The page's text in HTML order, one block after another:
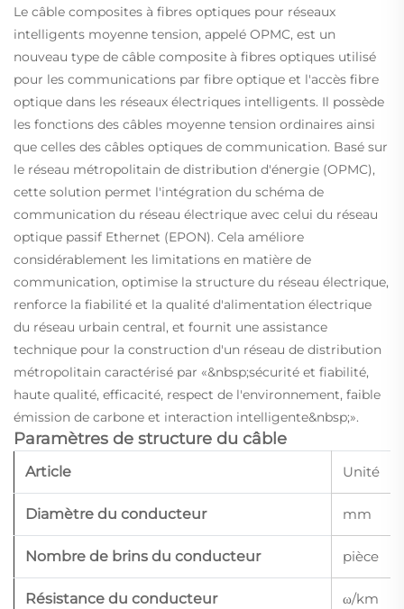
Le câble composites à fibres optiques pour réseaux
intelligents moyenne tension, appelé OPMC, est un
nouveau type de câble composite à fibres optiques utilisé
pour les communications par fibre optique et l'accès fibre
optique dans les réseaux électriques intelligents. Il possède
les fonctions des câbles moyenne tension ordinaires ainsi
que celles des câbles optiques de communication. Basé sur
le réseau métropolitain de distribution d'énergie (OPMC),
cette solution permet l'intégration du schéma de
communication du réseau électrique avec celui du réseau
optique passif Ethernet (EPON). Cela améliore
considérablement les limitations en matière de
communication, optimise la structure du réseau électrique,
renforce la fiabilité et la qualité d'alimentation électrique
du réseau urbain central, et fournit une assistance
technique pour la construction d'un réseau de distribution
métropolitain caractérisé par «&nbsp;sécurité et fiabilité,
haute qualité, efficacité, respect de l'environnement, faible
émission de carbone et interaction intelligente&nbsp;».
Paramètres de structure du câble
Article Unité
Diamètre du conducteur mm
Nombre de brins du conducteur pièce
Résistance du conducteur ω/km